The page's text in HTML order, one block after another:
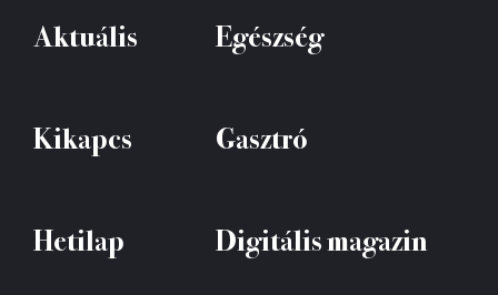
Aktuális Egészség
Kikapcs Gasztró
Hetilap Digitális magazin